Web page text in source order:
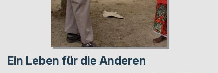
Ein Leben für die Anderen